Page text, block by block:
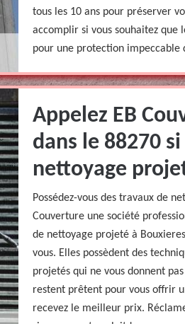
tous les 10 ans pour préserver
accomplir si vous souhaitez que
pour une protection impeccable
Appelez EB
dans le 88270
nettoyage
Possédez-vous des travaux de
Couverture une société
de nettoyage projeté à
vous. Elles possèdent des
projetés qui ne vous donnent
restent prêtent pour vous offrir
recevez le meilleur prix.